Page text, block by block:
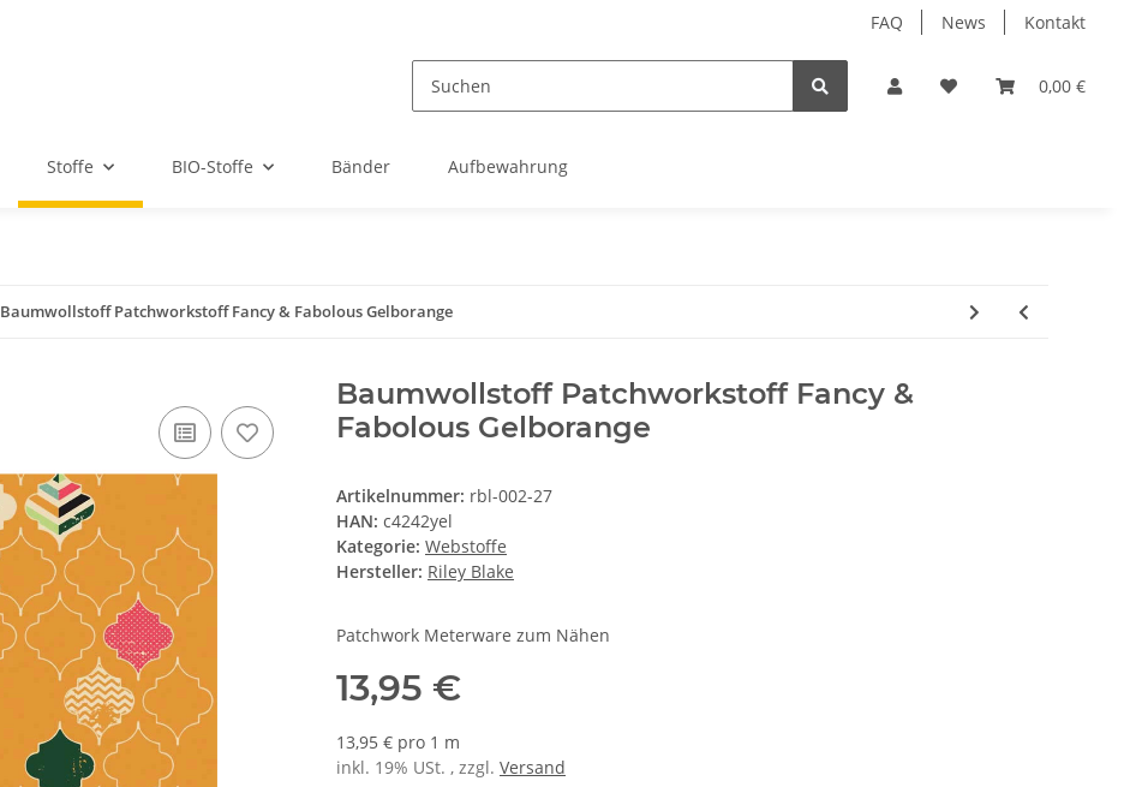
FAQ News Kontakt
0,00 €
Stoffe BIO-Stoffe Bänder Aufbewahrung
Baumwollstoff Patchworkstoff Fancy & Fabolous Gelborange
Baumwollstoff Patchworkstoff Fancy &
Fabolous Gelborange
Artikelnummer: rbl-002-27
HAN: c4242yel
Kategorie: Webstoffe
Hersteller: Riley Blake
Patchwork Meterware zum Nähen
13,95 €
13,95 € pro 1 m
inkl. 19% USt. , zzgl. Versand